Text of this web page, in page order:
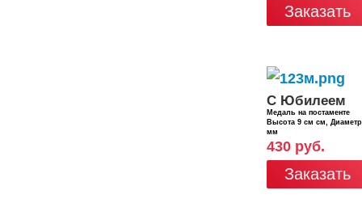
Заказать
С Юбилеем
Медаль на постаменте
Высота 9 см см,
мм
430 руб.
Заказать